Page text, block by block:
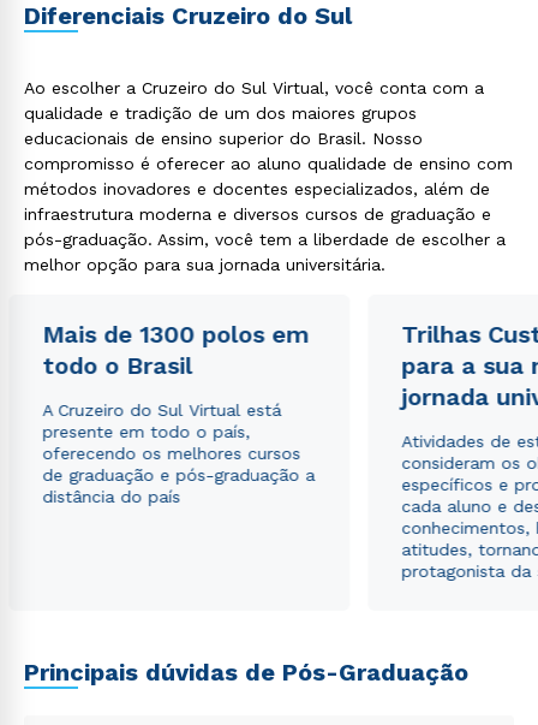
Diferenciais Cruzeiro do Sul
Ao escolher a Cruzeiro do Sul Virtual, você conta com a
qualidade e tradição de um dos maiores grupos
educacionais de ensino superior do Brasil. Nosso
compromisso é oferecer ao aluno qualidade de ensino com
métodos inovadores e docentes especializados, além de
infraestrutura moderna e diversos cursos de graduação e
pós-graduação. Assim, você tem a liberdade de escolher a
melhor opção para sua jornada universitária.
Mais de 1300 polos em
todo o Brasil
A Cruzeiro do Sul Virtual está
presente em todo o país,
oferecendo os melhores cursos
de graduação e pós-graduação a
distância do país
Trilhas
para a sua
jornada
Atividades de
consideram os
específicos e
cada aluno e
conhecimentos,
atitudes,
protagonista da
Principais dúvidas de Pós-Graduação
ou